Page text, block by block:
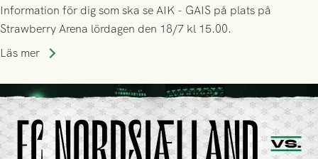
Information för dig som ska se AIK - GAIS på plats på
Strawberry Arena lördagen den 18/7 kl 15.00.
Läs mer